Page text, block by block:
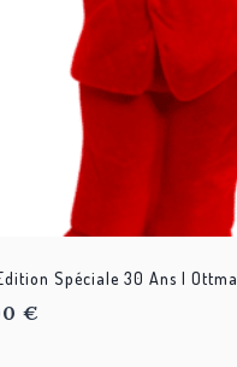
Spéciale 30 Ans |
€